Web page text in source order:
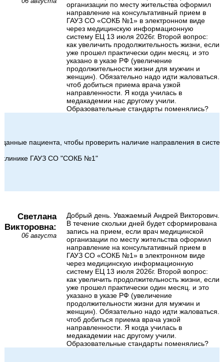
организации по месту жительства оформил
направление на консультативный прием в
ГАУЗ СО «СОКБ №1» в электронном виде
через медицинскую информационную
систему ЕЦ 13 июля 2026г. Второй вопрос:
как увеличить продолжительность жизни, если
уже прошел практически один месяц. и это
указано в указе РФ (увеличение
продолжительности жизни для мужчин и
женщин). Обязательно надо идти жаловаться.
чтоб добиться приема врача узкой
направленности. Я когда училась в
медакадемии нас другому учили.
Образовательные стандарты поменялись?
пациента, чтобы проверить наличие направления в
ГАУЗ СО "СОКБ №1"
Светлана
Викторовна:
06 августа
Добрый день. Уважаемый Андрей Викторович.
В течение скольки дней будет сформирована
запись на прием, если врач медицинской
организации по месту жительства оформил
направление на консультативный прием в
ГАУЗ СО «СОКБ №1» в электронном виде
через медицинскую информационную
систему ЕЦ 13 июля 2026г. Второй вопрос:
как увеличить продолжительность жизни, если
уже прошел практически один месяц. и это
указано в указе РФ (увеличение
продолжительности жизни для мужчин и
женщин). Обязательно надо идти жаловаться.
чтоб добиться приема врача узкой
направленности. Я когда училась в
медакадемии нас другому учили.
Образовательные стандарты поменялись?